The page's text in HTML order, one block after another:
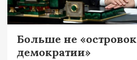
Больше не «островок
демократии»